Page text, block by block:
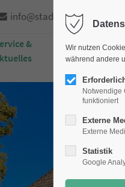
info@stadtselm.de
&
Rathaus &
Wir nutzen
während andere
Notwendige
funktioniert
Externe
Externe
Statistik
Google